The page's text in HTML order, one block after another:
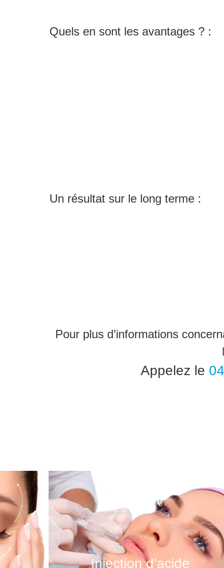
Quels en sont les avantages ? :
Un résultat sur le long terme :
Pour plus d’informations
Appelez le
Injection d’acide